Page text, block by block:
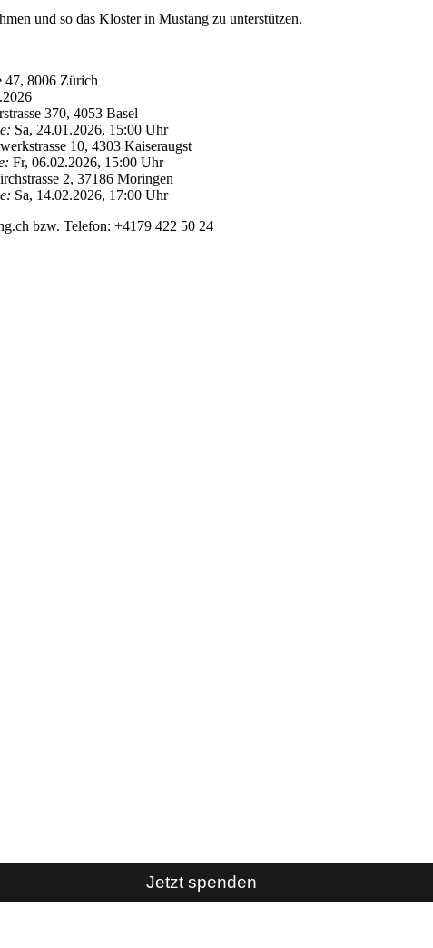
und so das Kloster in Mustang zu unterstützen.
47, 8006 Zürich
370, 4053 Basel
Sa, 24.01.2026, 15:00 Uhr
10, 4303 Kaiseraugst
Fr, 06.02.2026, 15:00 Uhr
2, 37186 Moringen
Sa, 14.02.2026, 17:00 Uhr
bzw. Telefon: +4179 422 50 24
Jetzt spenden